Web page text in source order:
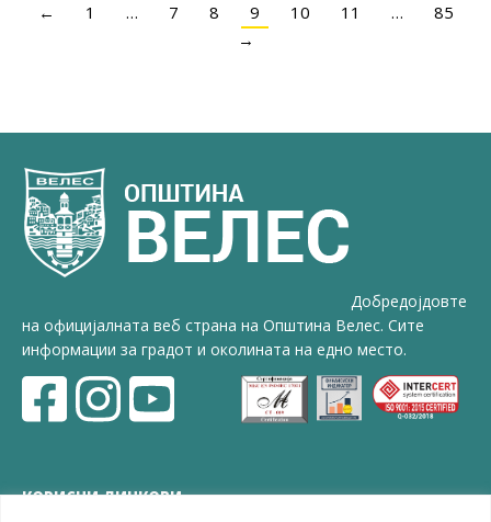
← 1 … 7 8 9 10 11 …
85
→
Добредојдовте
на официјалната веб страна на Општина Велес. Сите
информации за градот и околината на едно место.
КОРИСНИ ЛИНКОВИ